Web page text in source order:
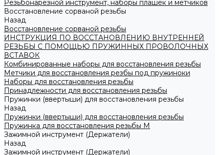
Резьбонарезной инструмент, наборы плашек и метчиков
Восстановление сорваной резьбы
Назад
Восстановление сорваной резьбы
ИНСТРУКЦИЯ ПО ВОССТАНОВЛЕНИЮ ВНУТРЕННЕЙ
РЕЗЬБЫ С ПОМОЩЬЮ ПРУЖИННЫХ ПРОВОЛОЧНЫХ
ВСТАВОК
Комбинированные наборы для восстановления резьбы
Метчики для восстановления резбы под пружиноки
Наборы для восстановления резьбы
Принадлежности для восстановления резьбы
Пружинки (ввертыши) для восстановления резьбы
Назад
Пружинки (ввертыши) для восстановления резьбы
Пружинка для восстановления резьбы M
Зажимной инструмент (Держатели)
Назад
Зажимной инструмент (Держатели)